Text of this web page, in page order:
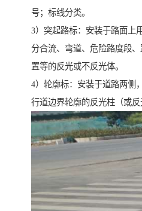
号；标线分类。
3）突起路标：安装于路面上
分合流、弯道、危险路度段
置等的反光或不反光体。
4）轮廓标：安装于道路两侧
行道边界轮廓的反光柱（或反